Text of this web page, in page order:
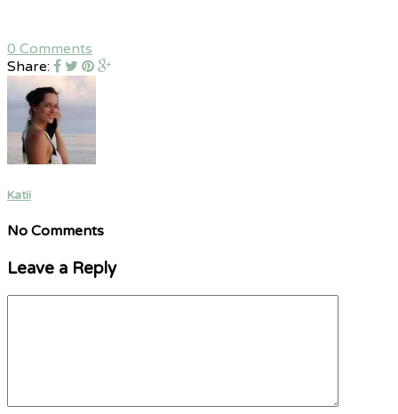
0 Comments
Share:
Katii
No Comments
Leave a Reply